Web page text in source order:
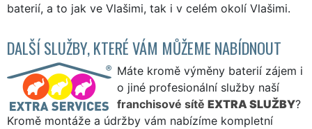
baterií, a to jak ve Vlašimi, tak i v celém okolí Vlašimi.
DALŠÍ SLUŽBY, KTERÉ VÁM MŮŽEME NABÍDNOUT
Máte kromě výměny baterií zájem i
o jiné profesionální služby naší
franchisové sítě EXTRA SLUŽBY?
Kromě montáže a údržby vám nabízíme kompletní